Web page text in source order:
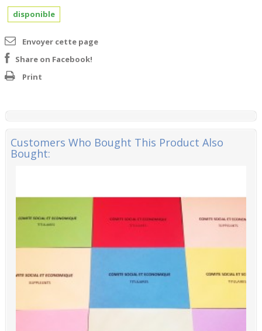
disponible
Envoyer cette page
Share on Facebook!
Print
Customers Who Bought This Product Also
Bought: